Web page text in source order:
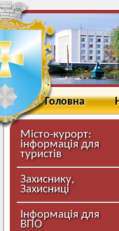
Головна
Місто-курорт:
інформація для
туристів
Захиснику,
Захисниці
Інформація для
ВПО